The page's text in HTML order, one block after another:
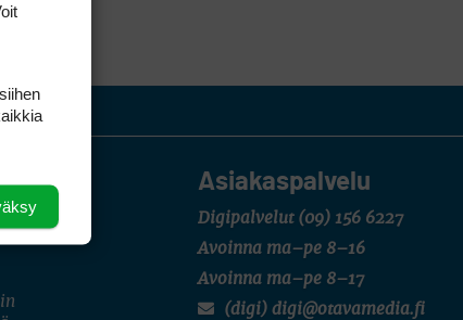
Asiakaspalvelu
Digipalvelut (09) 156 6227
Avoinna ma–pe 8–16
Avoinna ma–pe 8–17
(digi) digi@otavamedia.fi